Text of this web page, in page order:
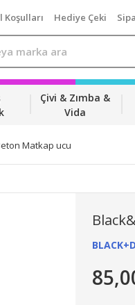
Koşulları Hediye Çeki
Çivi & Zımba &
Vida
Matkap ucu